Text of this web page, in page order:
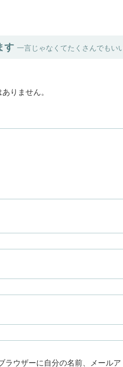
す 一言じゃなくてたくさんでもい
りません。
ラウザーに自分の名前、メールア